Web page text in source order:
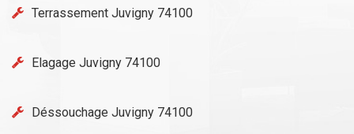
Terrassement Juvigny 74100
Elagage Juvigny 74100
Déssouchage Juvigny 74100